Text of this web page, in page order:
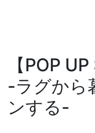
【POP
-ラグから
ンする-